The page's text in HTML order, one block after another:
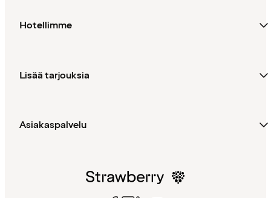
Hotellimme
Lisää tarjouksia
Asiakaspalvelu